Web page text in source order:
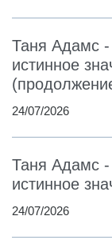
Таня Адамс
истинное
24/07/2026
Таня Адамс
истинное
24/07/2026